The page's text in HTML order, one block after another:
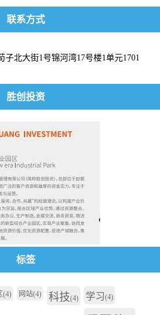
联系方式
北大街1号锦河湾17号楼1单元1701
胜创投资
标签
(4) 网站(4) 科技(4) 学习(4)